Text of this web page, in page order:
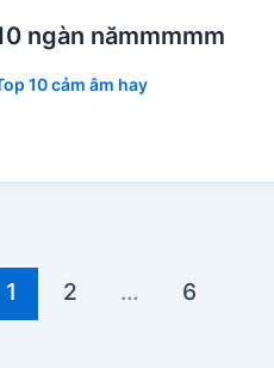
ngàn nămmmmm
10 cảm âm hay
1 2 … 6